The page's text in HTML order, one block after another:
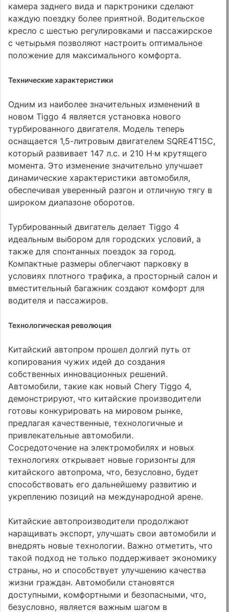
камера заднего вида и парктроники сделают
каждую поездку более приятной. Водительское
кресло с шестью регулировками и пассажирское
с четырьмя позволяют настроить оптимальное
положение для максимального комфорта.
Технические характеристики
Одним из наиболее значительных изменений в
новом Tiggo 4 является установка нового
турбированного двигателя. Модель теперь
оснащается 1,5-литровым двигателем SQRE4T15C,
который развивает 147 л.с. и 210 Н·м крутящего
момента. Это изменение значительно улучшает
динамические характеристики автомобиля,
обеспечивая уверенный разгон и отличную тягу в
широком диапазоне оборотов.
Турбированный двигатель делает Tiggo 4
идеальным выбором для городских условий, а
также для спонтанных поездок за город.
Компактные размеры облегчают парковку в
условиях плотного трафика, а просторный салон и
вместительный багажник создают комфорт для
водителя и пассажиров.
Технологическая революция
Китайский автопром прошел долгий путь от
копирования чужих идей до создания
собственных инновационных решений.
Автомобили, такие как новый Chery Tiggo 4,
демонстрируют, что китайские производители
готовы конкурировать на мировом рынке,
предлагая качественные, технологичные и
привлекательные автомобили.
Сосредоточение на электромобилях и новых
технологиях открывает новые горизонты для
китайского автопрома, что, безусловно, будет
способствовать его дальнейшему развитию и
укреплению позиций на международной арене.
Китайские автопроизводители продолжают
наращивать экспорт, улучшать свои автомобили и
внедрять новые технологии. Важно отметить, что
такой подход не только поддерживает экономику
страны, но и способствует улучшению качества
жизни граждан. Автомобили становятся
доступными, комфортными и безопасными, что,
безусловно, является важным шагом в